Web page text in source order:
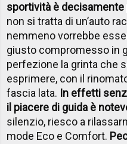
sportività è decisamente
non si tratta di un’auto
nemmeno vorrebbe
giusto compromesso in
perfezione la grinta che
esprimere, con il
fascia lata. In effetti
il piacere di guida è
silenzio, riesco a
mode Eco e Comfort.